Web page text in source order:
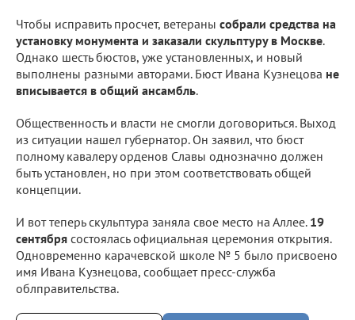
Чтобы исправить просчет, ветераны собрали средства на
установку монумента и заказали скульптуру в Москве.
Однако шесть бюстов, уже установленных, и новый
выполнены разными авторами. Бюст Ивана Кузнецова не
вписывается в общий ансамбль.
Общественность и власти не смогли договориться. Выход
из ситуации нашел губернатор. Он заявил, что бюст
полному кавалеру орденов Славы однозначно должен
быть установлен, но при этом соответствовать общей
концепции.
И вот теперь скульптура заняла свое место на Аллее. 19
сентября состоялась официальная церемония открытия.
Одновременно карачевской школе № 5 было присвоено
имя Ивана Кузнецова, сообщает пресс-служба
облправительства.